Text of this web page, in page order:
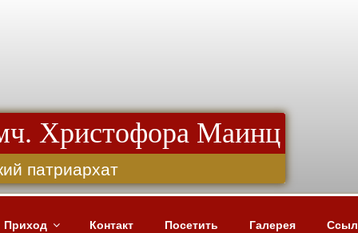
Христофора Маинц
патриархат
Приход Контакт Посетить Галерея